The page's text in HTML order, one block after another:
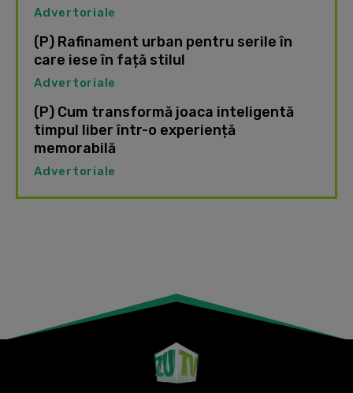
Advertoriale
(P) Rafinament urban pentru serile în
care iese în față stilul
Advertoriale
(P) Cum transformă joaca inteligentă
timpul liber într-o experiență
memorabilă
Advertoriale